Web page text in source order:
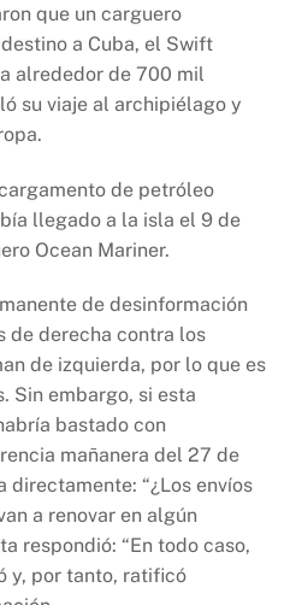
que un carguero
a Cuba, el Swift
alrededor de 700 mil
su viaje al archipiélago y
de petróleo
llegado a la isla el 9 de
Ocean Mariner.
de desinformación
de derecha contra los
de izquierda, por lo que es
Sin embargo, si esta
bastado con
mañanera del 27 de
directamente: “¿Los envíos
a renovar en algún
respondió: “En todo caso,
y, por tanto, ratificó